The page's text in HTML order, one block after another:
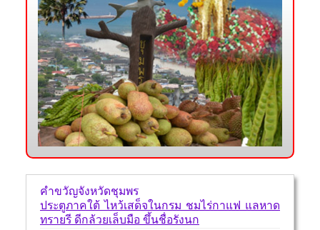
คำขวัญจังหวัดชุมพร
ประตูภาคใต้ ไหว้เสด็จในกรม ชมไร่กาแฟ แลหาด
ทรายรี ดีกล้วยเล็บมือ ขึ้นชื่อรังนก